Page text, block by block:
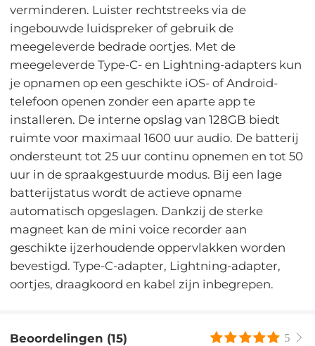
verminderen. Luister rechtstreeks via de
ingebouwde luidspreker of gebruik de
meegeleverde bedrade oortjes. Met de
meegeleverde Type-C- en Lightning-adapters kun
je opnamen op een geschikte iOS- of Android-
telefoon openen zonder een aparte app te
installeren. De interne opslag van 128GB biedt
ruimte voor maximaal 1600 uur audio. De batterij
ondersteunt tot 25 uur continu opnemen en tot 50
uur in de spraakgestuurde modus. Bij een lage
batterijstatus wordt de actieve opname
automatisch opgeslagen. Dankzij de sterke
magneet kan de mini voice recorder aan
geschikte ijzerhoudende oppervlakken worden
bevestigd. Type-C-adapter, Lightning-adapter,
oortjes, draagkoord en kabel zijn inbegrepen.
Beoordelingen (15) 5